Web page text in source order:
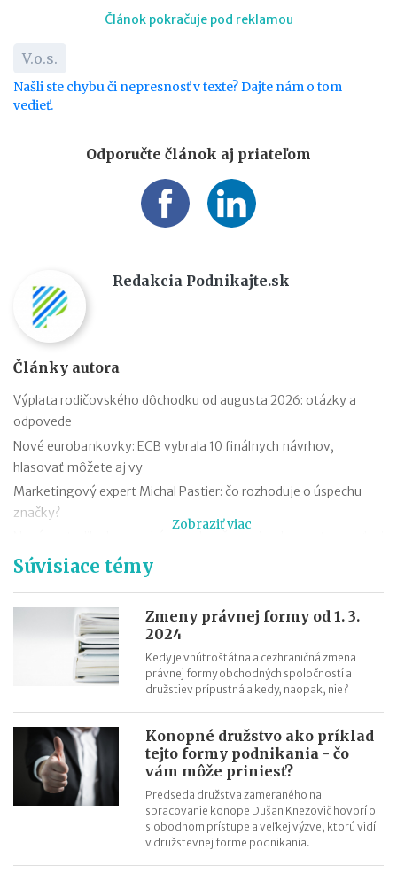
Článok pokračuje pod reklamou
V.o.s.
Našli ste chybu či nepresnosť v texte? Dajte nám o tom
vedieť.
Odporučte článok aj priateľom
Redakcia Podnikajte.sk
Články autora
Výplata rodičovského dôchodku od augusta 2026: otázky a
odpovede
Nové eurobankovky: ECB vybrala 10 finálnych návrhov,
hlasovať môžete aj vy
Marketingový expert Michal Pastier: čo rozhoduje o úspechu
značky?
hodnotení pracovných miest
Kontroly odpočtu DPH pri autách na podnikanie
Kontroly influencerov a tvorcov digitálneho obsahu: finančná
správa sa zameria na ich príjmy
Zmeny v e-faktúre: štát ju opravuje ešte pred zavedením
VÚB mení podmienky firemných debetných a kreditných kariet
Kedy vznikajú absolventom škôl povinnosti voči Sociálnej
poisťovni?
Zobraziť viac
Súvisiace témy
Zmeny právnej formy od 1. 3.
2024
Kedy je vnútroštátna a cezhraničná zmena
právnej formy obchodných spoločností a
družstiev prípustná a kedy, naopak, nie?
Konopné družstvo ako príklad
tejto formy podnikania - čo
vám môže priniesť?
Predseda družstva zameraného na
spracovanie konope Dušan Knezovič hovorí o
slobodnom prístupe a veľkej výzve, ktorú vidí
v družstevnej forme podnikania.